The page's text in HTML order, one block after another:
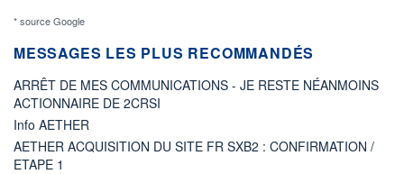
* source Google
MESSAGES LES PLUS RECOMMANDÉS
ARRÊT DE MES COMMUNICATIONS - JE RESTE NÉANMOINS
ACTIONNAIRE DE 2CRSI
Info AETHER
AETHER ACQUISITION DU SITE FR SXB2 : CONFIRMATION /
ETAPE 1